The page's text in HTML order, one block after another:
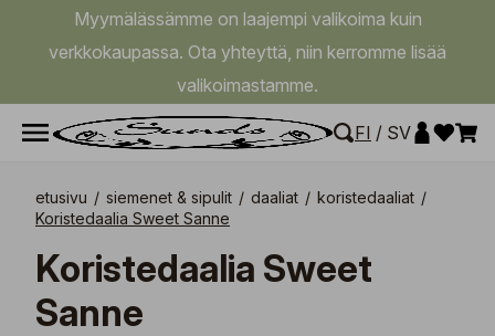
Myymälässämme on laajempi valikoima kuin
verkkokaupassa. Ota yhteyttä, niin kerromme lisää
valikoimastamme.
FI / SV
etusivu / siemenet & sipulit / daaliat / koristedaaliat /
Koristedaalia Sweet Sanne
Koristedaalia Sweet
Sanne